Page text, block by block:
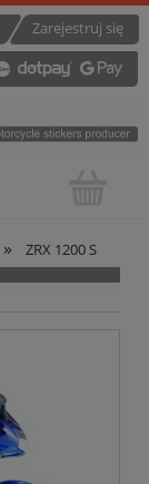
Zarejestruj się
» ZRX 1200 S